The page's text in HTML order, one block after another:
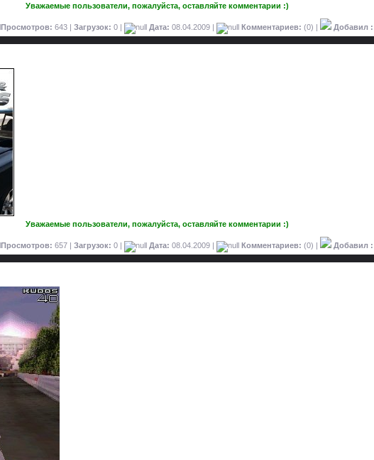
Уважаемые пользователи, пожалуйста, оставляйте комментарии :)
Просмотров: 643 | Загрузок: 0 | Дата: 08.04.2009 | Комментариев: (0) | Добавил :
Уважаемые пользователи, пожалуйста, оставляйте комментарии :)
Просмотров: 657 | Загрузок: 0 | Дата: 08.04.2009 | Комментариев: (0) | Добавил :